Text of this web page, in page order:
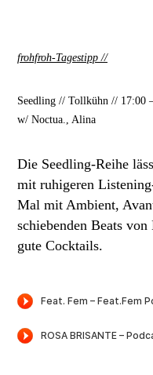
frohfroh-Tagestipp //
Seedling // Tollkühn // 17:00
w/ Noctua., Alina
Die Seedling-Reihe
mit ruhigeren
Mal mit Ambient,
schiebenden Beats
gute Cocktails.